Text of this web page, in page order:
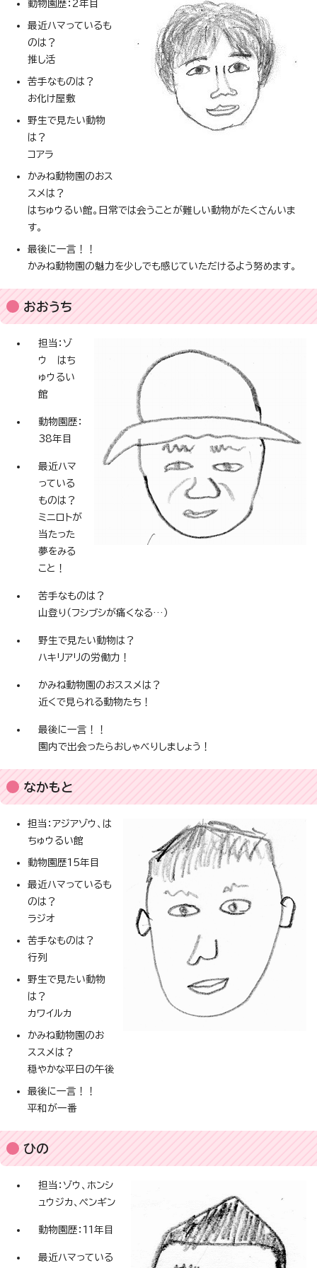
動物園歴：2年目
最近ハマっているも
のは？
推し活
苦手なものは？
お化け屋敷
野生で見たい動物
は？
コアラ
かみね動物園のおス
スメは？
はちゅウるい館。日常では会うことが難しい動物がたくさんいま
す。
最後に一言！！
かみね動物園の魅力を少しでも感じていただけるよう努めます。
おおうち
担当：ゾ
ウ はち
ゅウるい
館
動物園歴：
38年目
最近ハマ
っている
ものは？
ミニロトが
当たった
夢をみる
こと！
苦手なものは？
山登り（フシブシが痛くなる…）
野生で見たい動物は？
ハキリアリの労働力！
かみね動物園のおススメは？
近くで見られる動物たち！
最後に一言！！
園内で出会ったらおしゃべりしましょう！
なかもと
担当：アジアゾウ、は
ちゅウるい館
動物園歴15年目
最近ハマっているも
のは？
ラジオ
苦手なものは？
行列
野生で見たい動物
は？
カワイルカ
かみね動物園のお
ススメは？
穏やかな平日の午後
最後に一言！！
平和が一番
ひの
担当：ゾウ、ホンシ
ュウジカ、ペンギン
動物園歴：11年目
最近ハマっている